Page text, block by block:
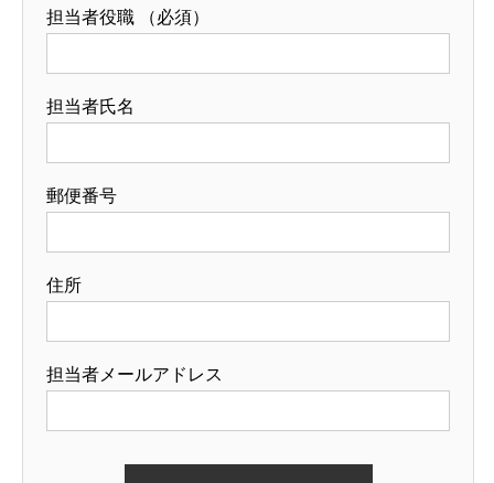
担当者役職 （必須）
担当者氏名
郵便番号
住所
担当者メールアドレス